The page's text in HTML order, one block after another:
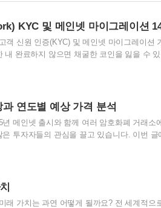
KYC 및 메인넷 마이그레이션
객 신원 인증(KYC) 및 메인넷 마이그레이션
내 완료하지 않으면 채굴한 코인을 잃을 수
과 가격 변동성, 바이낸스 상장 가능성까지
(Pi Network)가 6주년을 앞두고 고객 신원 인
습니다. 이는 초기 파이코인 채굴자들에게 있
기준)까지이며..
연도별 예상 가격 분석
년 메인넷 출시와 함께 여러 암호화폐 거래소
투자자들의 관심을 끌고 있습니다. 이번
을 포함하여 상세히 분석해 보겠습니다.파이
탠퍼드 대학 출신 개발자들이 만든 암호화
. 기존 비트코인과 달리 에너지를 적게 소비
빠르게 성장하고 있습니다. 2. 파이코인 상장 ..
래 가치는 과연 어떻게 될까요? 전 세계적으